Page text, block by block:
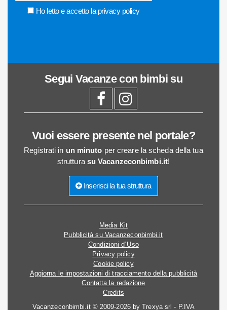
Ho letto e accetto la privacy policy
Segui Vacanze con bimbi su
Vuoi essere presente nel portale?
Registrati in un minuto per creare la scheda della tua
struttura su Vacanzeconbimbi.it!
Inserisci la tua struttura
Media Kit
Pubblicità su Vacanzeconbimbi.it
Condizioni d´Uso
Privacy policy
Cookie policy
Aggiorna le impostazioni di tracciamento della pubblicità
Contatta la redazione
Credits
Vacanzeconbimbi.it © 2009-2026 by Trexya srl - P.IVA